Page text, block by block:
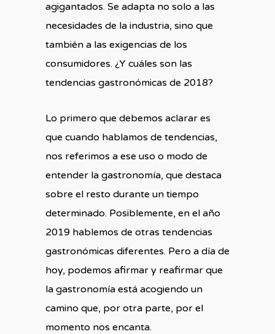
agigantados. Se adapta no solo a las
necesidades de la industria, sino que
también a las exigencias de los
consumidores. ¿Y cuáles son las
tendencias gastronómicas de 2018?
Lo primero que debemos aclarar es
que cuando hablamos de tendencias,
nos referimos a ese uso o modo de
entender la gastronomía, que destaca
sobre el resto durante un tiempo
determinado. Posiblemente, en el año
2019 hablemos de otras tendencias
gastronómicas diferentes. Pero a día de
hoy, podemos afirmar y reafirmar que
la gastronomía está acogiendo un
camino que, por otra parte, por el
momento nos encanta.